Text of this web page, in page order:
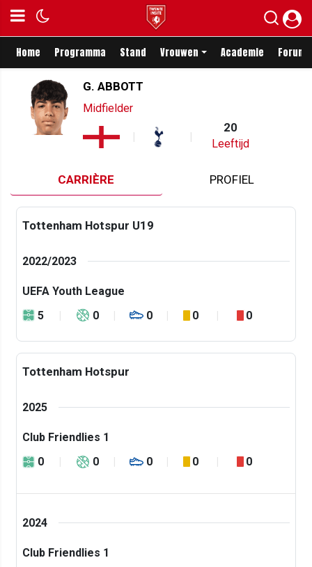
Home Programma Stand Vrouwen Academie Forum
G. ABBOTT
Midfielder
20
Leeftijd
CARRIÈRE PROFIEL
Tottenham Hotspur U19
2022/2023
UEFA Youth League
5
0 0 0 0
Tottenham Hotspur
2025
Club Friendlies 1
0
0 0 0 0
2024
Club Friendlies 1